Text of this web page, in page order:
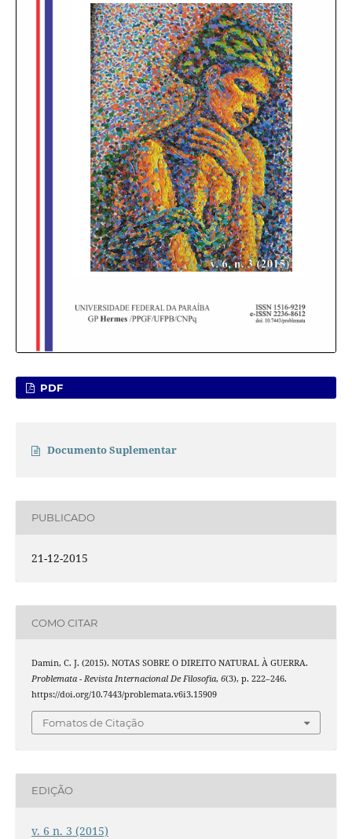
PDF
Documento Suplementar
PUBLICADO
21-12-2015
COMO CITAR
Damin, C. J. (2015). NOTAS SOBRE O DIREITO NATURAL À GUERRA.
Problemata - Revista Internacional De Filosofia, 6(3), p. 222–246.
https://doi.org/10.7443/problemata.v6i3.15909
Fomatos de Citação
EDIÇÃO
v. 6 n. 3 (2015)